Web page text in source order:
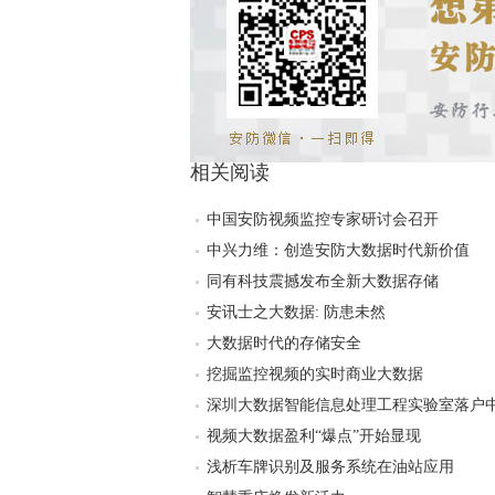
相关阅读
中国安防视频监控专家研讨会召开
中兴力维：创造安防大数据时代新价值
同有科技震撼发布全新大数据存储
安讯士之大数据: 防患未然
大数据时代的存储安全
挖掘监控视频的实时商业大数据
深圳大数据智能信息处理工程实验室落户
视频大数据盈利“爆点”开始显现
浅析车牌识别及服务系统在油站应用